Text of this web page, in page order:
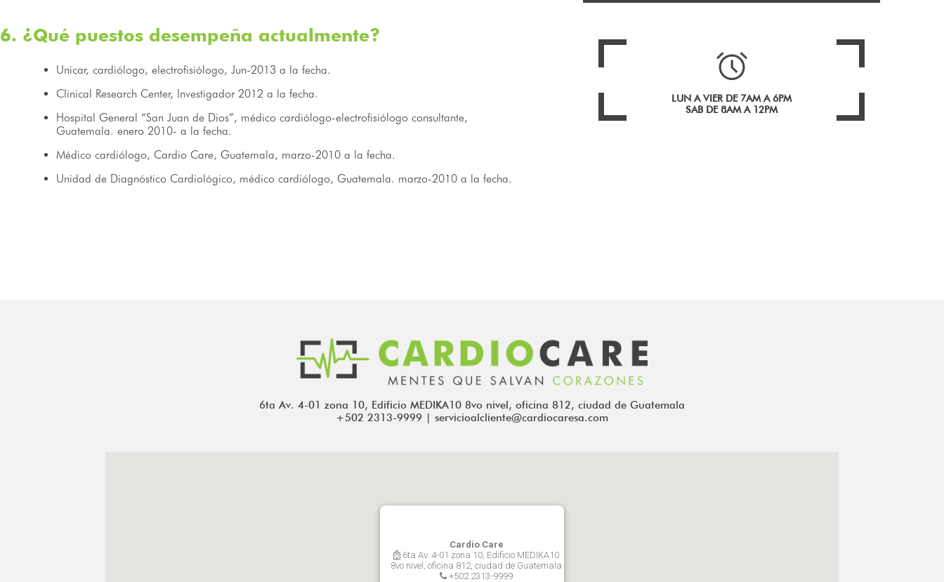
6. ¿Qué puestos desempeña actualmente?
Unicar, cardiólogo, electrofisiólogo, Jun-2013 a la fecha.
Clinical Research Center, Investigador 2012 a la fecha.
Hospital General “San Juan de Dios”, médico cardiólogo-electrofisiólogo consultante,
Guatemala. enero 2010- a la fecha.
Médico cardiólogo, Cardio Care, Guatemala, marzo-2010 a la fecha.
Unidad de Diagnóstico Cardiológico, médico cardiólogo, Guatemala. marzo-2010 a la fecha.
LUN A VIER DE 7AM A 6PM
SAB DE 8AM A 12PM
6ta Av. 4-01 zona 10, Edificio MEDIKA10 8vo nivel, oficina 812, ciudad de Guatemala
+502 2313-9999 | servicioalcliente@cardiocaresa.com
Cardio Care
6ta Av. 4-01 zona 10, Edificio MEDIKA10
8vo nivel, oficina 812, ciudad de Guatemala
+502 2313-9999